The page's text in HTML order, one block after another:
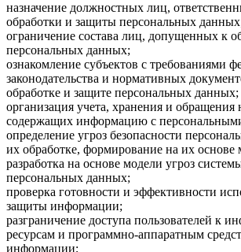
назначение должностных лиц,
обработки и защиты персональных
ограничение состава лиц, допущенных к
персональных данных;
ознакомление субъектов с требованиями
законодательства и нормативных
обработке и защите персональных данных;
организация учета, хранения и обращения
содержащих информацию с
определение угроз безопасности
их обработке, формирование на их основе
разработка на основе модели угроз
персональных данных;
проверка готовности и эффективности
защиты информации;
разграничение доступа пользователей к
ресурсам и программно-аппаратным
информации;